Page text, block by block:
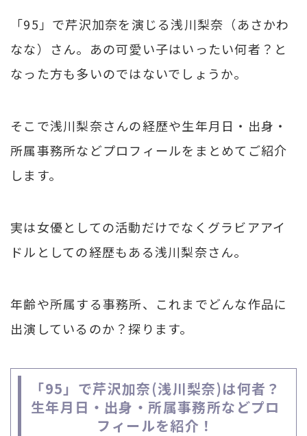
「95」で芹沢加奈を演じる浅川梨奈（あさかわ
なな）さん。あの可愛い子はいったい何者？と
なった方も多いのではないでしょうか。
そこで浅川梨奈さんの経歴や生年月日・出身・
所属事務所などプロフィールをまとめてご紹介
します。
実は女優としての活動だけでなくグラビアアイ
ドルとしての経歴もある浅川梨奈さん。
年齢や所属する事務所、これまでどんな作品に
出演しているのか？探ります。
「95」で芹沢加奈(浅川梨奈)は何者？
生年月日・出身・所属事務所などプロ
フィールを紹介！